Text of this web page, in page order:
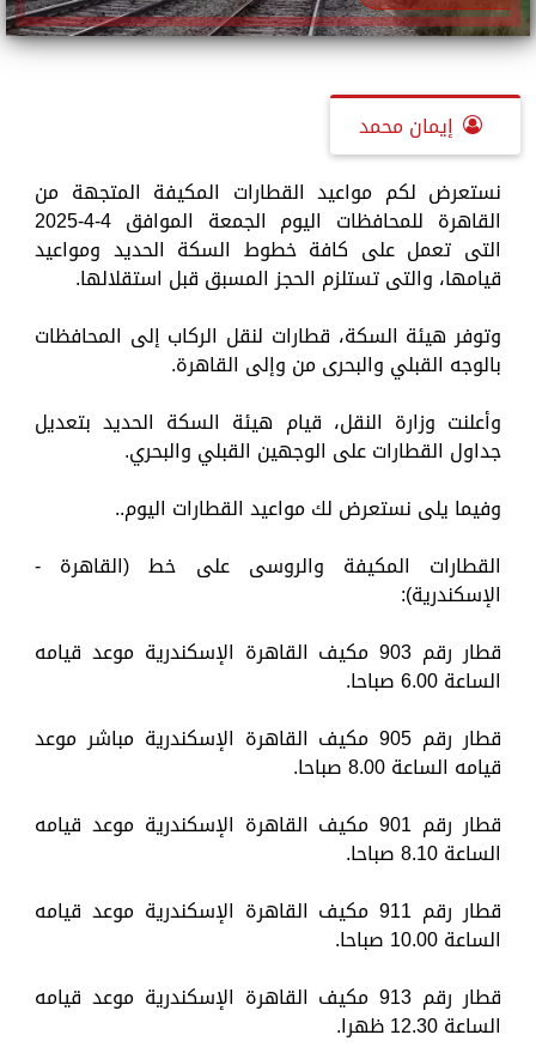
إيمان محمد
نستعرض لكم مواعيد القطارات المكيفة المتجهة من
القاهرة للمحافظات اليوم الجمعة الموافق 4-4-2025
التى تعمل على كافة خطوط السكة الحديد ومواعيد
قيامها، والتى تستلزم الحجز المسبق قبل استقلالها.
وتوفر هيئة السكة، قطارات لنقل الركاب إلى المحافظات
بالوجه القبلي والبحرى من وإلى القاهرة.
وأعلنت وزارة النقل، قيام هيئة السكة الحديد بتعديل
جداول القطارات على الوجهين القبلي والبحري.
وفيما يلى نستعرض لك مواعيد القطارات اليوم..
القطارات المكيفة والروسى على خط (القاهرة -
الإسكندرية):
قطار رقم 903 مكيف القاهرة الإسكندرية موعد قيامه
الساعة 6.00 صباحا.
قطار رقم 905 مكيف القاهرة الإسكندرية مباشر موعد
قيامه الساعة 8.00 صباحا.
قطار رقم 901 مكيف القاهرة الإسكندرية موعد قيامه
الساعة 8.10 صباحا.
قطار رقم 911 مكيف القاهرة الإسكندرية موعد قيامه
الساعة 10.00 صباحا.
قطار رقم 913 مكيف القاهرة الإسكندرية موعد قيامه
الساعة 12.30 ظهرا.